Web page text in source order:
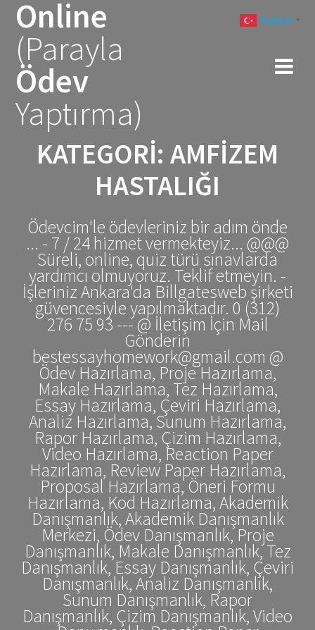
Online
(Parayla
Ödev
Yaptırma)
KATEGORI: AMFIZEM
HASTALIĞI
Ödevcim'le ödevleriniz bir adım önde
... - 7 / 24 hizmet vermekteyiz... @@@
Süreli, online, quiz türü sınavlarda
yardımcı olmuyoruz. Teklif etmeyin. -
İşleriniz Ankara'da Billgatesweb şirketi
güvencesiyle yapılmaktadır. 0 (312)
276 75 93 --- @ İletişim İçin Mail
Gönderin
bestessayhomework@gmail.com @
Ödev Hazırlama, Proje Hazırlama,
Makale Hazırlama, Tez Hazırlama,
Essay Hazırlama, Çeviri Hazırlama,
Analiz Hazırlama, Sunum Hazırlama,
Rapor Hazırlama, Çizim Hazırlama,
Video Hazırlama, Reaction Paper
Hazırlama, Review Paper Hazırlama,
Proposal Hazırlama, Öneri Formu
Hazırlama, Kod Hazırlama, Akademik
Danışmanlık, Akademik Danışmanlık
Merkezi, Ödev Danışmanlık, Proje
Danışmanlık, Makale Danışmanlık, Tez
Danışmanlık, Essay Danışmanlık, Çeviri
Danışmanlık, Analiz Danışmanlık,
Sunum Danışmanlık, Rapor
Danışmanlık, Çizim Danışmanlık, Video
Turkish ▼